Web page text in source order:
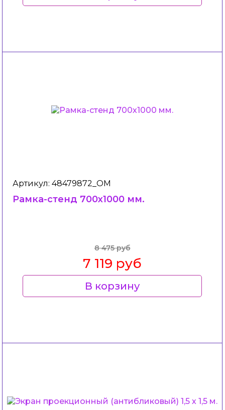
Артикул: 48479872_ОМ
Рамка-стенд 700х1000 мм.
8 475 руб
7 119 руб
В корзину